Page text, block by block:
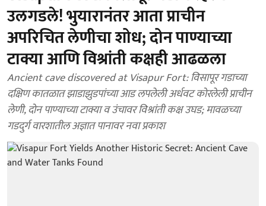
उलगडले! भुयारानंतर आता प्राचीन
अपरिचित लेणीचा शोध; दोन पाण्याच्या
टाक्या आणि विश्रांती कक्षही आढळला
Ancient cave discovered at Visapur Fort: विसापूर गडाच्या
दक्षिण कातळात झाडाझुडपांच्या आड लपलेली अर्धवट कोरलेली प्राचीन
लेणी, दोन पाण्याच्या टाक्या व उंचावर विश्रांती कक्ष उघड; मावळच्या
गडदुर्ग वारशातील अज्ञात पानावर नवा प्रकाश